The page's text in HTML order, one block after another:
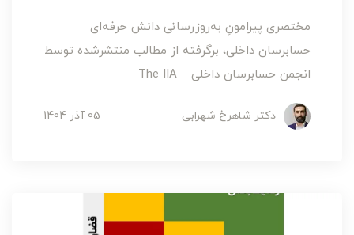
مختصری پیرامونِ به‌روزرسانی دانش حرفه‌ای
حسابرسان داخلی، برگرفته از مطالب منتشرشده توسط
انجمن حسابرسان داخلی – The IIA
دکتر شاهرخ شهرابی 05 آذر 1404